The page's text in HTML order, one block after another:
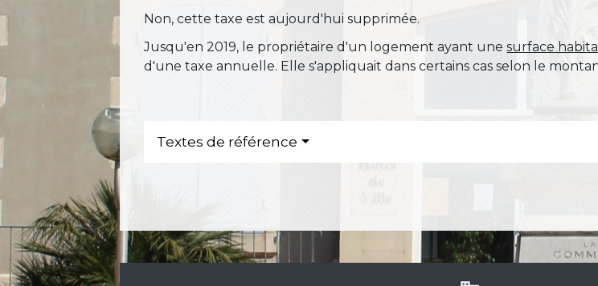
Non, cette taxe est aujourd'hui supprimée.
Jusqu'en 2019, le propriétaire d'un logement ayant unesurface
d'une taxe annuelle. Elle s'appliquait dans certains cas selon le
Textes de référence